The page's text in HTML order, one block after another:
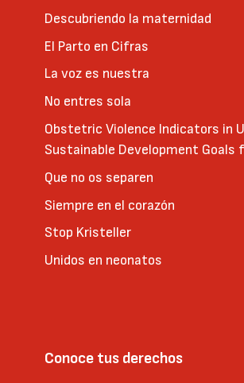
Descubriendo la maternidad
El Parto en Cifras
La voz es nuestra
No entres sola
Obstetric Violence Indicators in
Sustainable Development Goals
Que no os separen
Siempre en el corazón
Stop Kristeller
Unidos en neonatos
Conoce tus derechos